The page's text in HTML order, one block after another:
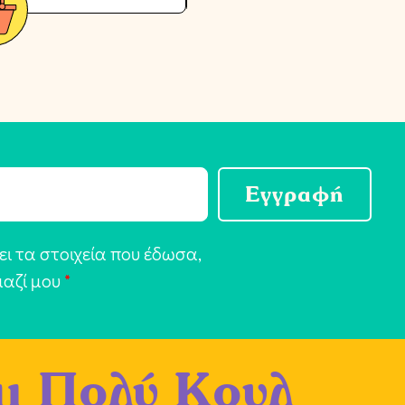
τα στοιχεία που έδωσα,
μου *
Εγγραφή
Πολύ Κουλ